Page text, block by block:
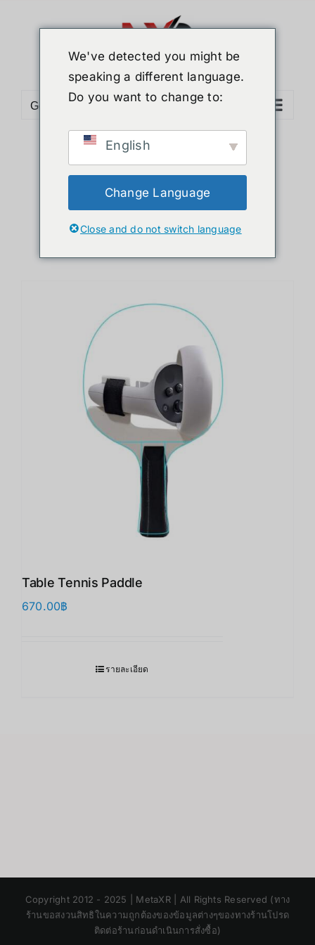
Go to...
Sort byDefault Order
Show24 Products
Table Tennis Paddle
670.00฿
รายละเอียด
Copyright 2012 - 2025 | MetaXR | All Rights Reserved (ทาง
ร้านขอสงวนสิทธิในความถูกต้องของข้อมูลต่างๆของทางร้านโปรด
ติดต่อร้านก่อนดำเนินการสั่งซื้อ)
We've detected you might be
speaking a different language.
Do you want to change to:
English
Change Language
Close and do not switch language
Chinese